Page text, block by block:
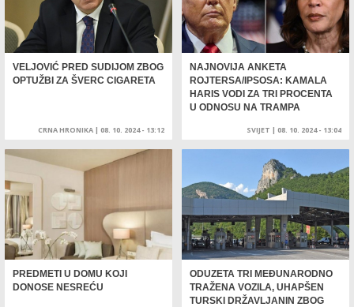
VELJOVIĆ PRED SUDIJOM ZBOG
OPTUŽBI ZA ŠVERC CIGARETA
CRNA HRONIKA | 08. 10. 2024 - 13:12
NAJNOVIJA ANKETA
ROJTERSA/IPSOSA: KAMALA
HARIS VODI ZA TRI PROCENTA
U ODNOSU NA TRAMPA
SVIJET | 08. 10. 2024 - 13:04
PREDMETI U DOMU KOJI
DONOSE NESREĆU
ODUZETA TRI MEĐUNARODNO
TRAŽENA VOZILA, UHAPŠEN
TURSKI DRŽAVLJANIN ZBOG